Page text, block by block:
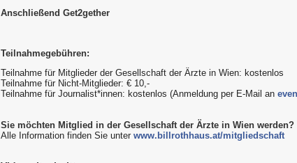
Anschließend Get2gether
Teilnahmegebühren:
Teilnahme für Mitglieder der Gesellschaft der Ärzte in Wien: kostenlos
Teilnahme für Nicht-Mitglieder: € 10,-
Teilnahme für Journalist*innen: kostenlos (Anmeldung per E-Mail an
Sie möchten Mitglied in der Gesellschaft der Ärzte in Wien werden?
Alle Information finden Sie unter www.billrothhaus.at/mitgliedschaft